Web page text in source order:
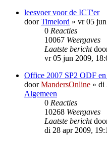
leesvoer voor de ICT'er
doorTimelord » vr 05
0 Reacties
10067 Weergaves
Laatste bericht
vr 05 jun 2009,
Office 2007 SP2 ODF
doorMandersOnline » di
Algemeen
0 Reacties
10268 Weergaves
Laatste bericht
di 28 apr 2009,